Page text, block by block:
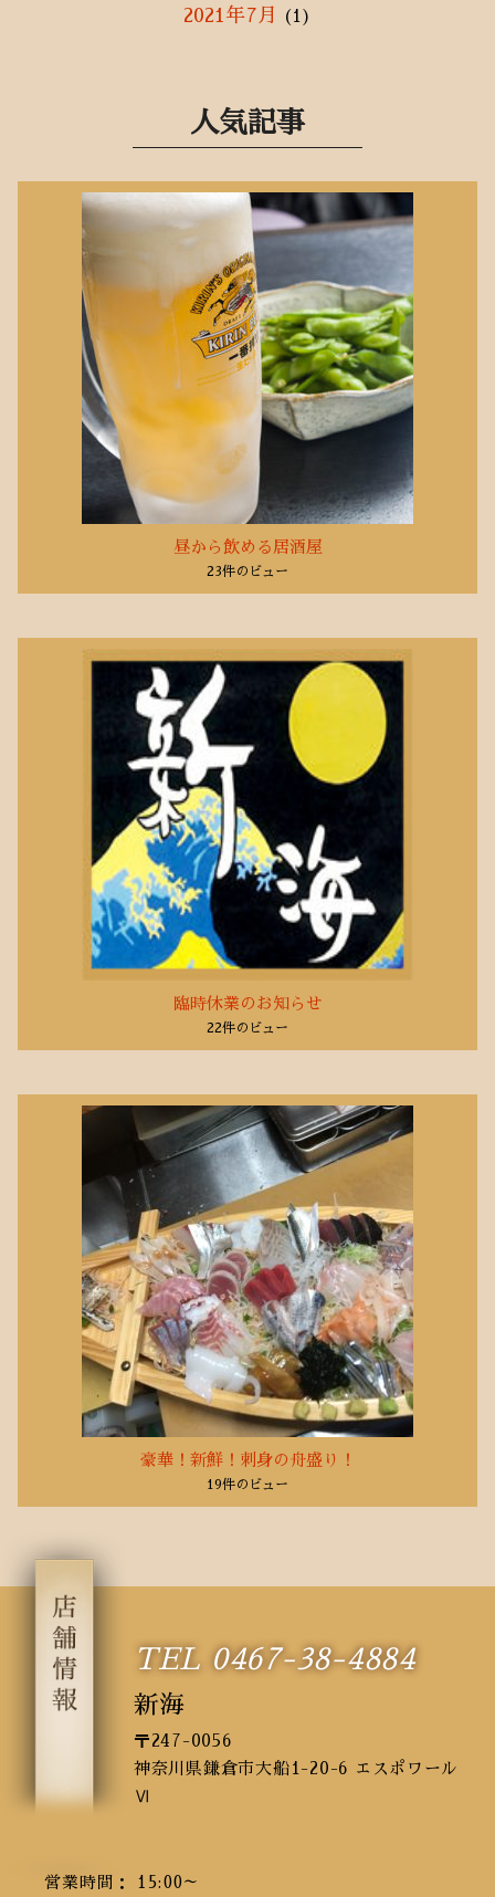
2021年7月 (1)
2021年1月(3)
2020年12月(3)
2020年11月(1)
2020年9月(2)
2020年8月 (2)
2020年7月 (3)
2020年6月(10)
2020年5月(10)
2020年4月(8)
2020年3月(1)
2020年1月
2019年10月
2019年3月(1)
2018年5月(2)
2018年1月
2017年9月 (1)
2017年8月 (9)
人気記事
昼から飲める居酒屋
23件のビュー
臨時休業のお知らせ
22件のビュー
豪華！新鮮！刺身の舟盛り！
19件のビュー
TEL 0467-38-4884
新海
〒247-0056
神奈川県鎌倉市大船1-20-6 エスポワール
Ⅵ
営業時間： 15:00～